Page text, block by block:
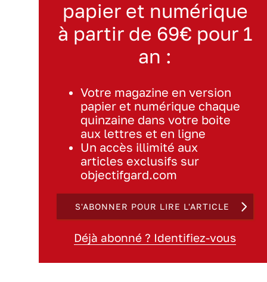
papier et numérique
à partir de 69€ pour 1
an :
Votre magazine en version
papier et numérique chaque
quinzaine dans votre boite
aux lettres et en ligne
Un accès illimité aux
articles exclusifs sur
objectifgard.com
S'ABONNER POUR LIRE L'ARTICLE
Déjà abonné ? Identifiez-vous